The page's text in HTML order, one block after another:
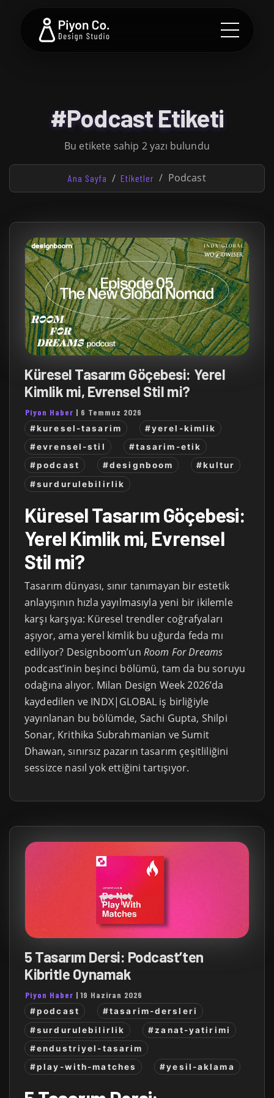
#Podcast Etiketi
Bu etikete sahip 2 yazı bulundu
Ana Sayfa Etiketler Podcast
Küresel Tasarım Göçebesi: Yerel
Kimlik mi, Evrensel Stil mi?
Piyon Haber | 6 Temmuz 2026
#kuresel-tasarim
#yerel-kimlik
#evrensel-stil
#tasarim-etik
#podcast
#designboom
#kultur
#surdurulebilirlik
Küresel Tasarım Göçebesi:
Yerel Kimlik mi, Evrensel
Stil mi?
Tasarım dünyası, sınır tanımayan bir estetik
anlayışının hızla yayılmasıyla yeni bir ikilemle
karşı karşıya: Küresel trendler coğrafyaları
aşıyor, ama yerel kimlik bu uğurda feda mı
ediliyor? Designboom’un Room For Dreams
podcast’inin beşinci bölümü, tam da bu soruyu
odağına alıyor. Milan Design Week 2026’da
kaydedilen ve INDX|GLOBAL iş birliğiyle
yayınlanan bu bölümde, Sachi Gupta, Shilpi
Sonar, Krithika Subrahmanian ve Sumit
Dhawan, sınırsız pazarın tasarım çeşitliliğini
sessizce nasıl yok ettiğini tartışıyor.
5 Tasarım Dersi: Podcast’ten
Kibritle Oynamak
Piyon Haber |19 Haziran 2026
#podcast
#tasarim-dersleri
#surdurulebilirlik
#zanat-yatirimi
#endustriyel-tasarim
#play-with-matches
#yesil-aklama